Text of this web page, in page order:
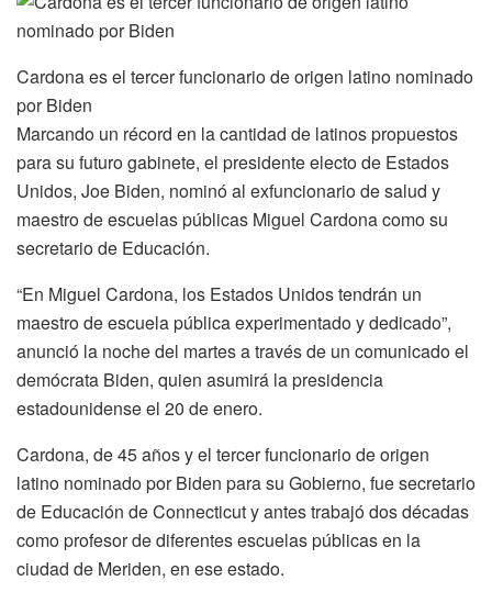
Cardona es el tercer funcionario de origen latino nominado
por Biden
Marcando un récord en la cantidad de latinos propuestos
para su futuro gabinete, el presidente electo de Estados
Unidos, Joe Biden, nominó al exfuncionario de salud y
maestro de escuelas públicas Miguel Cardona como su
secretario de Educación.
“En Miguel Cardona, los Estados Unidos tendrán un
maestro de escuela pública experimentado y dedicado”,
anunció la noche del martes a través de un comunicado el
demócrata Biden, quien asumirá la presidencia
estadounidense el 20 de enero.
Cardona, de 45 años y el tercer funcionario de origen
latino nominado por Biden para su Gobierno, fue secretario
de Educación de Connecticut y antes trabajó dos décadas
como profesor de diferentes escuelas públicas en la
ciudad de Meriden, en ese estado.